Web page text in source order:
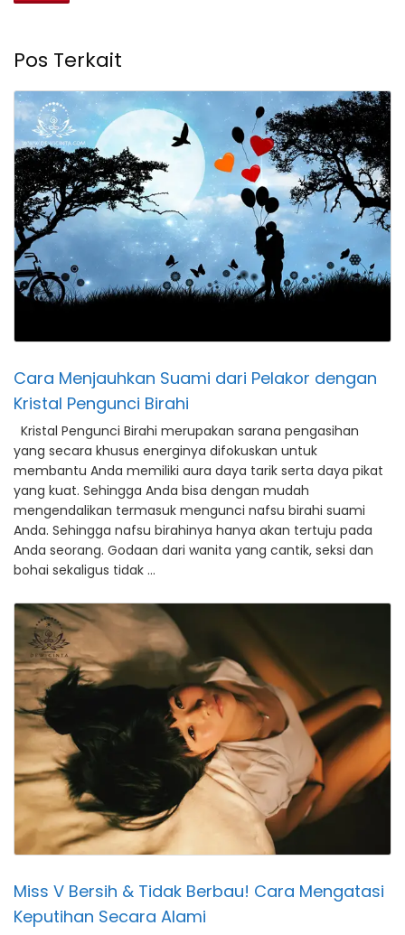
Pos Terkait
Cara Menjauhkan Suami dari Pelakor dengan
Kristal Pengunci Birahi
Kristal Pengunci Birahi merupakan sarana pengasihan
yang secara khusus energinya difokuskan untuk
membantu Anda memiliki aura daya tarik serta daya pikat
yang kuat. Sehingga Anda bisa dengan mudah
mengendalikan termasuk mengunci nafsu birahi suami
Anda. Sehingga nafsu birahinya hanya akan tertuju pada
Anda seorang. Godaan dari wanita yang cantik, seksi dan
bohai sekaligus tidak …
Miss V Bersih & Tidak Berbau! Cara Mengatasi
Keputihan Secara Alami